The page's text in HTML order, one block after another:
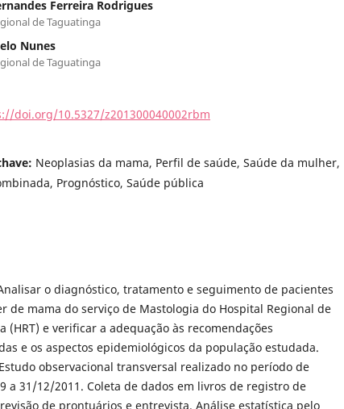
Ferreira Rodrigues
de Taguatinga
Nunes
de Taguatinga
doi.org/10.5327/z201300040002rbm
Neoplasias da mama, Perfil de saúde, Saúde da mulher,
Prognóstico, Saúde pública
o diagnóstico, tratamento e seguimento de pacientes
de mama do serviço de Mastologia do Hospital Regional de
(HRT) e verificar a adequação às recomendações
e os aspectos epidemiológicos da população estudada.
observacional transversal realizado no período de
a 31/12/2011. Coleta de dados em livros de registro de
de prontuários e entrevista. Análise estatística pelo